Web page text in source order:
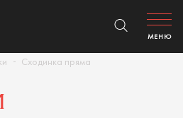
Сходинка пряма
МЕНЮ